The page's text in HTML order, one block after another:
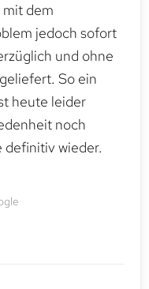
dem
jedoch sofort
und ohne
So ein
heute leider
noch
definitiv wieder.